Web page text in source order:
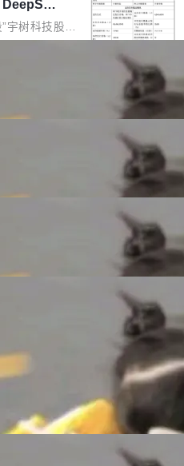
多数 coding
harness 的设
辅助贡献最
一句话：LLM
，但不能用来
除非作者本身
DeepSe
月
宇树科技股份
售结果，杭
战略配售对
。其中，Dee
多次传递同
像时会拒绝包
内核...
投票中获得
迈入新的发
为“AI版维基百
状态。 Groki
工智能生成内
众包百科网站
查发现，无论
出现近期更
Bean、写 R
、
一行翻译文
模块围绕三
：
与 Iceb
缺失的那一
进一步支